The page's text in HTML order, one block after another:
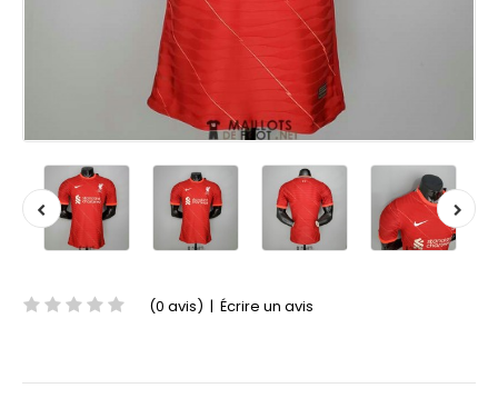
(0 avis) | Écrire un avis